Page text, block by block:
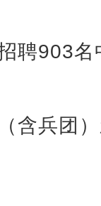
聘903名
含兵团